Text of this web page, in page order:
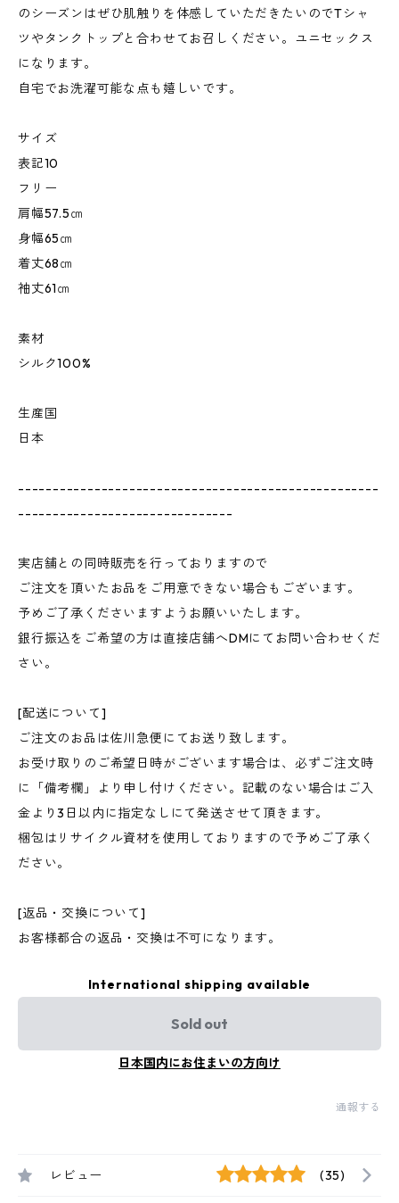
のシーズンはぜひ肌触りを体感していただきたいのでTシャ
ツやタンクトップと合わせてお召しください。ユニセックス
になります。
自宅でお洗濯可能な点も嬉しいです。
サイズ
表記10
フリー
肩幅57.5㎝
身幅65㎝
着丈68㎝
袖丈61㎝
素材
シルク100%
生産国
日本
----------------------------------------------------
-------------------------------
実店舗との同時販売を行っておりますので
ご注文を頂いたお品をご用意できない場合もございます。
予めご了承くださいますようお願いいたします。
銀行振込をご希望の方は直接店舗へDMにてお問い合わせくだ
さい。
[配送について]
ご注文のお品は佐川急便にてお送り致します。
お受け取りのご希望日時がございます場合は、必ずご注文時
に「備考欄」より申し付けください。記載のない場合はご入
金より3日以内に指定なしにて発送させて頂きます。
梱包はリサイクル資材を使用しておりますので予めご了承く
ださい。
[返品・交換について]
お客様都合の返品・交換は不可になります。
International shipping available
Sold out
日本国内にお住まいの方向け
通報する
レビュー (35)